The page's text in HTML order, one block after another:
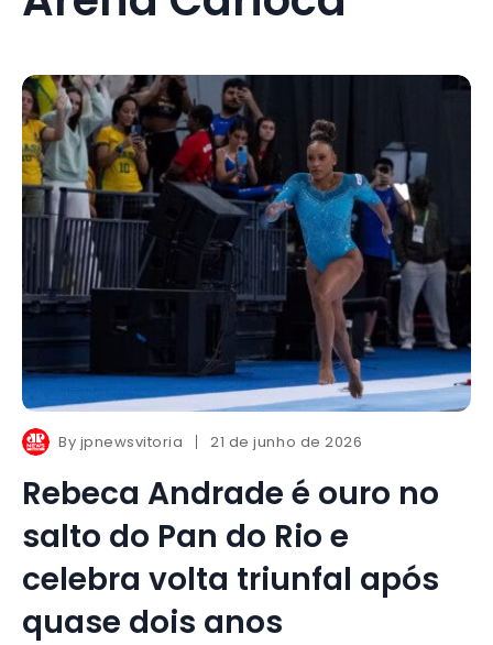
By jpnewsvitoria 21 de junho de 2026
Rebeca Andrade é ouro no
salto do Pan do Rio e
celebra volta triunfal após
quase dois anos